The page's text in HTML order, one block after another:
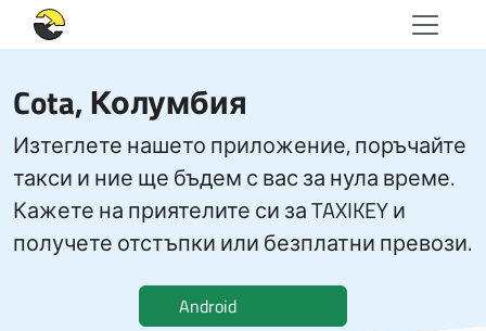
Cota, Колумбия
Изтеглете нашето приложение, поръчайте
такси и ние ще бъдем с вас за нула време.
Кажете на приятелите си за TAXIKEY и
получете отстъпки или безплатни превози.
Android